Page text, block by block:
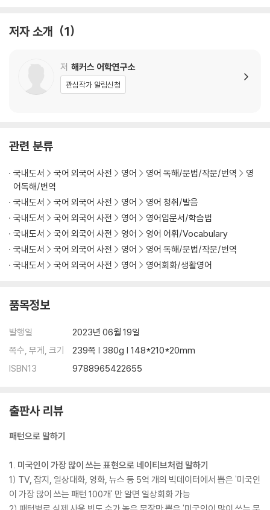
Day 10 Are you planning to ~? 너 ~할 계획이야?
Day 11 I was no longer ~ 나 더 이상 ~이지 않았어
Day 12 I was asked to ~ 나 ~해 달라고 요청받았어
Day 15 I was thinking about ~ 나 ~할까 생각했어
Day 16 I wish I were ~ 내가 ~라면 좋겠어
[It’s / That’s / This is 패턴]
Day 17 It’s important to ~ ~하는 것은 중요해
Day 19 It was too late to ~ ~하기엔 너무 늦었었어
Day 20 It’s possible ~ ~할 가능성이 있어
Day 21 That’s because ~ 그건 ~때문이야
Day 22 This is the first ~ 이번/이것이 처음 ~야
[There’s 패턴]
Day 24 There’s been ~ ~가 있었어
Day 26 There’s no reason to ~ ~할 이유가 없어
Day 27 There was no way to ~ ~할 방법이 없었어
[I have 패턴]
Day 30 I haven’t seen ~ 나 ~ 못 봤어
Day 32 I’ve decided to ~ 나 ~하기로 했어
Day 33 You’d better ~ 너 ~하는 게 좋을 거야
Day 34 You’d better not ~ 너 ~하지 않는 게 좋을 거야
저자 소개 1
저 해커스 어학연구소
관심작가 알림신청
관련 분류
국내도서 국어 외국어 사전 영어 영어 독해/문법/작문/번역
영
어독해/번역
국내도서
국어 외국어 사전 영어
영어 청취/발음
국내도서
국어 외국어 사전 영어
영어입문서/학습법
국내도서
국어 외국어 사전 영어
영어 어휘/Vocabulary
국내도서
국어 외국어 사전 영어
영어 독해/문법/작문/번역
국내도서
국어 외국어 사전 영어 영어회화/생활영어
품목정보
발행일
2023년 06월 19일
쪽수, 무게, 크기
239쪽 | 380g | 148*210*20mm
ISBN13
9788965422655
출판사 리뷰
패턴으로 말하기
1. 미국인이 가장 많이 쓰는 표현으로 네이티브처럼 말하기
1) TV, 잡지, 일상대화, 영화, 뉴스 등 5억 개의 빅데이터에서 뽑은 '미국인
이 가장 많이 쓰는 패턴 100개' 만 알면 일상회화 가능